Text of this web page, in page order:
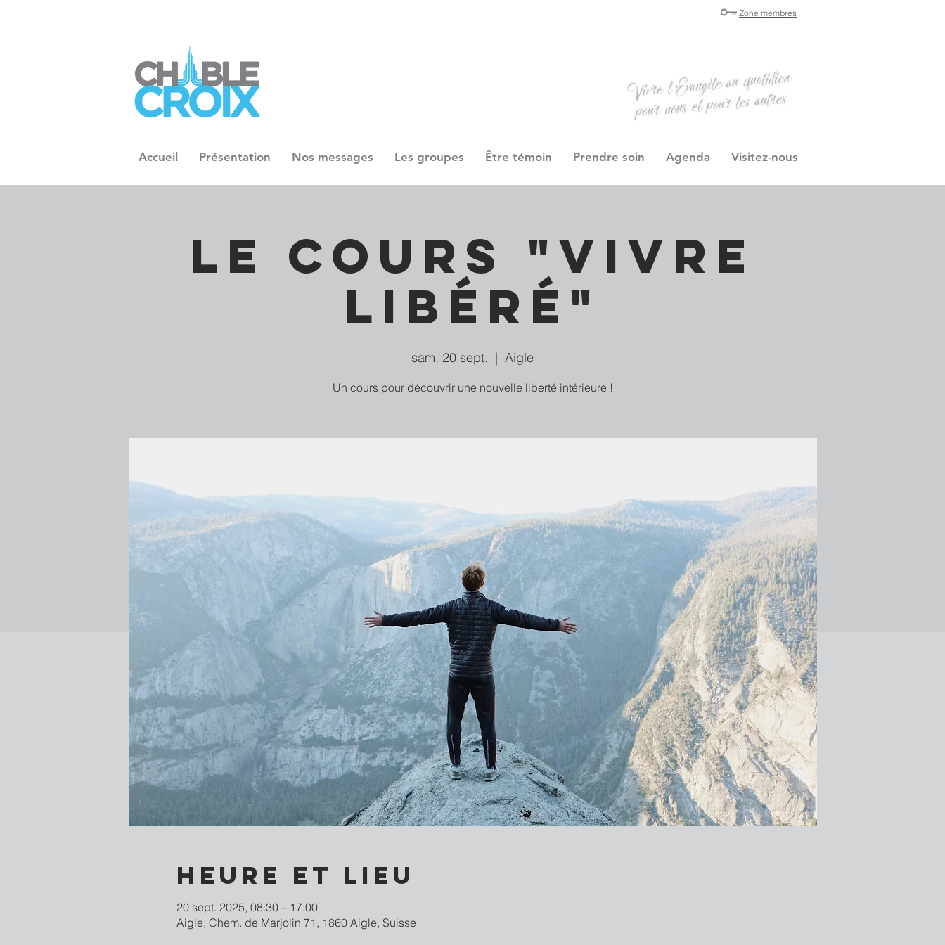
Zone membres
Accueil Présentation Nos messages Les groupes Être témoin Prendre soin Agenda Visitez-nous
Le cours "Vivre
Libéré"
sam. 20 sept.
  |
Aigle
Un cours pour découvrir une nouvelle liberté intérieure !
Heure et lieu
20 sept. 2025, 08:30 – 17:00
Aigle, Chem. de Marjolin 71, 1860 Aigle, Suisse